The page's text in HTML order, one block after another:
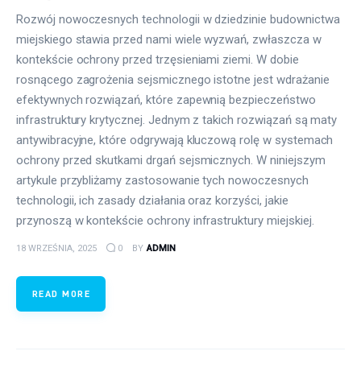
Rozwój nowoczesnych technologii w dziedzinie budownictwa
miejskiego stawia przed nami wiele wyzwań, zwłaszcza w
kontekście ochrony przed trzęsieniami ziemi. W dobie
rosnącego zagrożenia sejsmicznego istotne jest wdrażanie
efektywnych rozwiązań, które zapewnią bezpieczeństwo
infrastruktury krytycznej. Jednym z takich rozwiązań są maty
antywibracyjne, które odgrywają kluczową rolę w systemach
ochrony przed skutkami drgań sejsmicznych. W niniejszym
artykule przybliżamy zastosowanie tych nowoczesnych
technologii, ich zasady działania oraz korzyści, jakie
przynoszą w kontekście ochrony infrastruktury miejskiej.
18 WRZEŚNIA, 2025 0 BY ADMIN
READ MORE